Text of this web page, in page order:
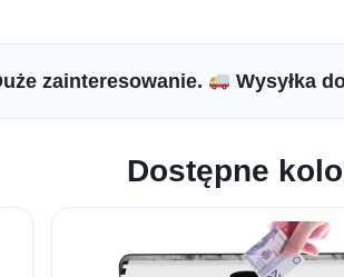
zainteresowanie. Wysyłka
Dostępne